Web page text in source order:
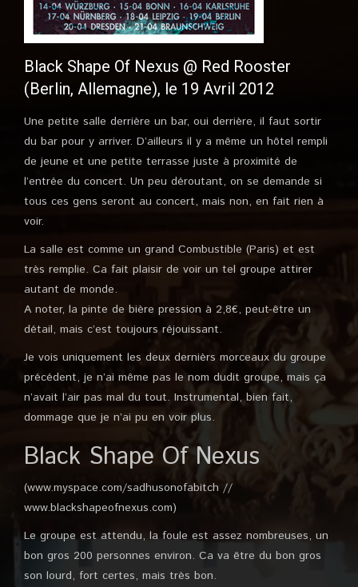
Black Shape Of Nexus @ Red Rooster
(Berlin, Allemagne), le 19 Avril 2012
Une petite salle derrière un bar, oui derrière, il faut sortir
du bar pour y arriver. D’ailleurs il y a même un hôtel rempli
de jeune et une petite terrasse juste à proximité de
l’entrée du concert. Un peu déroutant, on se demande si
tous ces gens seront au concert, mais non, en fait rien à
voir.
La salle est comme un grand Combustible (Paris) et est
très remplie. Ca fait plaisir de voir un tel groupe attirer
autant de monde.
A noter, la pinte de bière pression à 2,8€, peut-être un
détail, mais c’est toujours réjouissant.
Je vois uniquement les deux dernièrs morceaux du groupe
précédent, je n’ai même pas le nom dudit groupe, mais ça
n’avait l’air pas mal du tout. Instrumental, bien fait,
dommage que je n’ai pu en voir plus.
Black Shape Of Nexus
(www.myspace.com/sadhusonofabitch //
www.blackshapeofnexus.com)
Le groupe est attendu, la foule est assez nombreuses, un
bon gros 200 personnes environ. Ca va être du bon gros
son lourd, fort certes, mais très bon.